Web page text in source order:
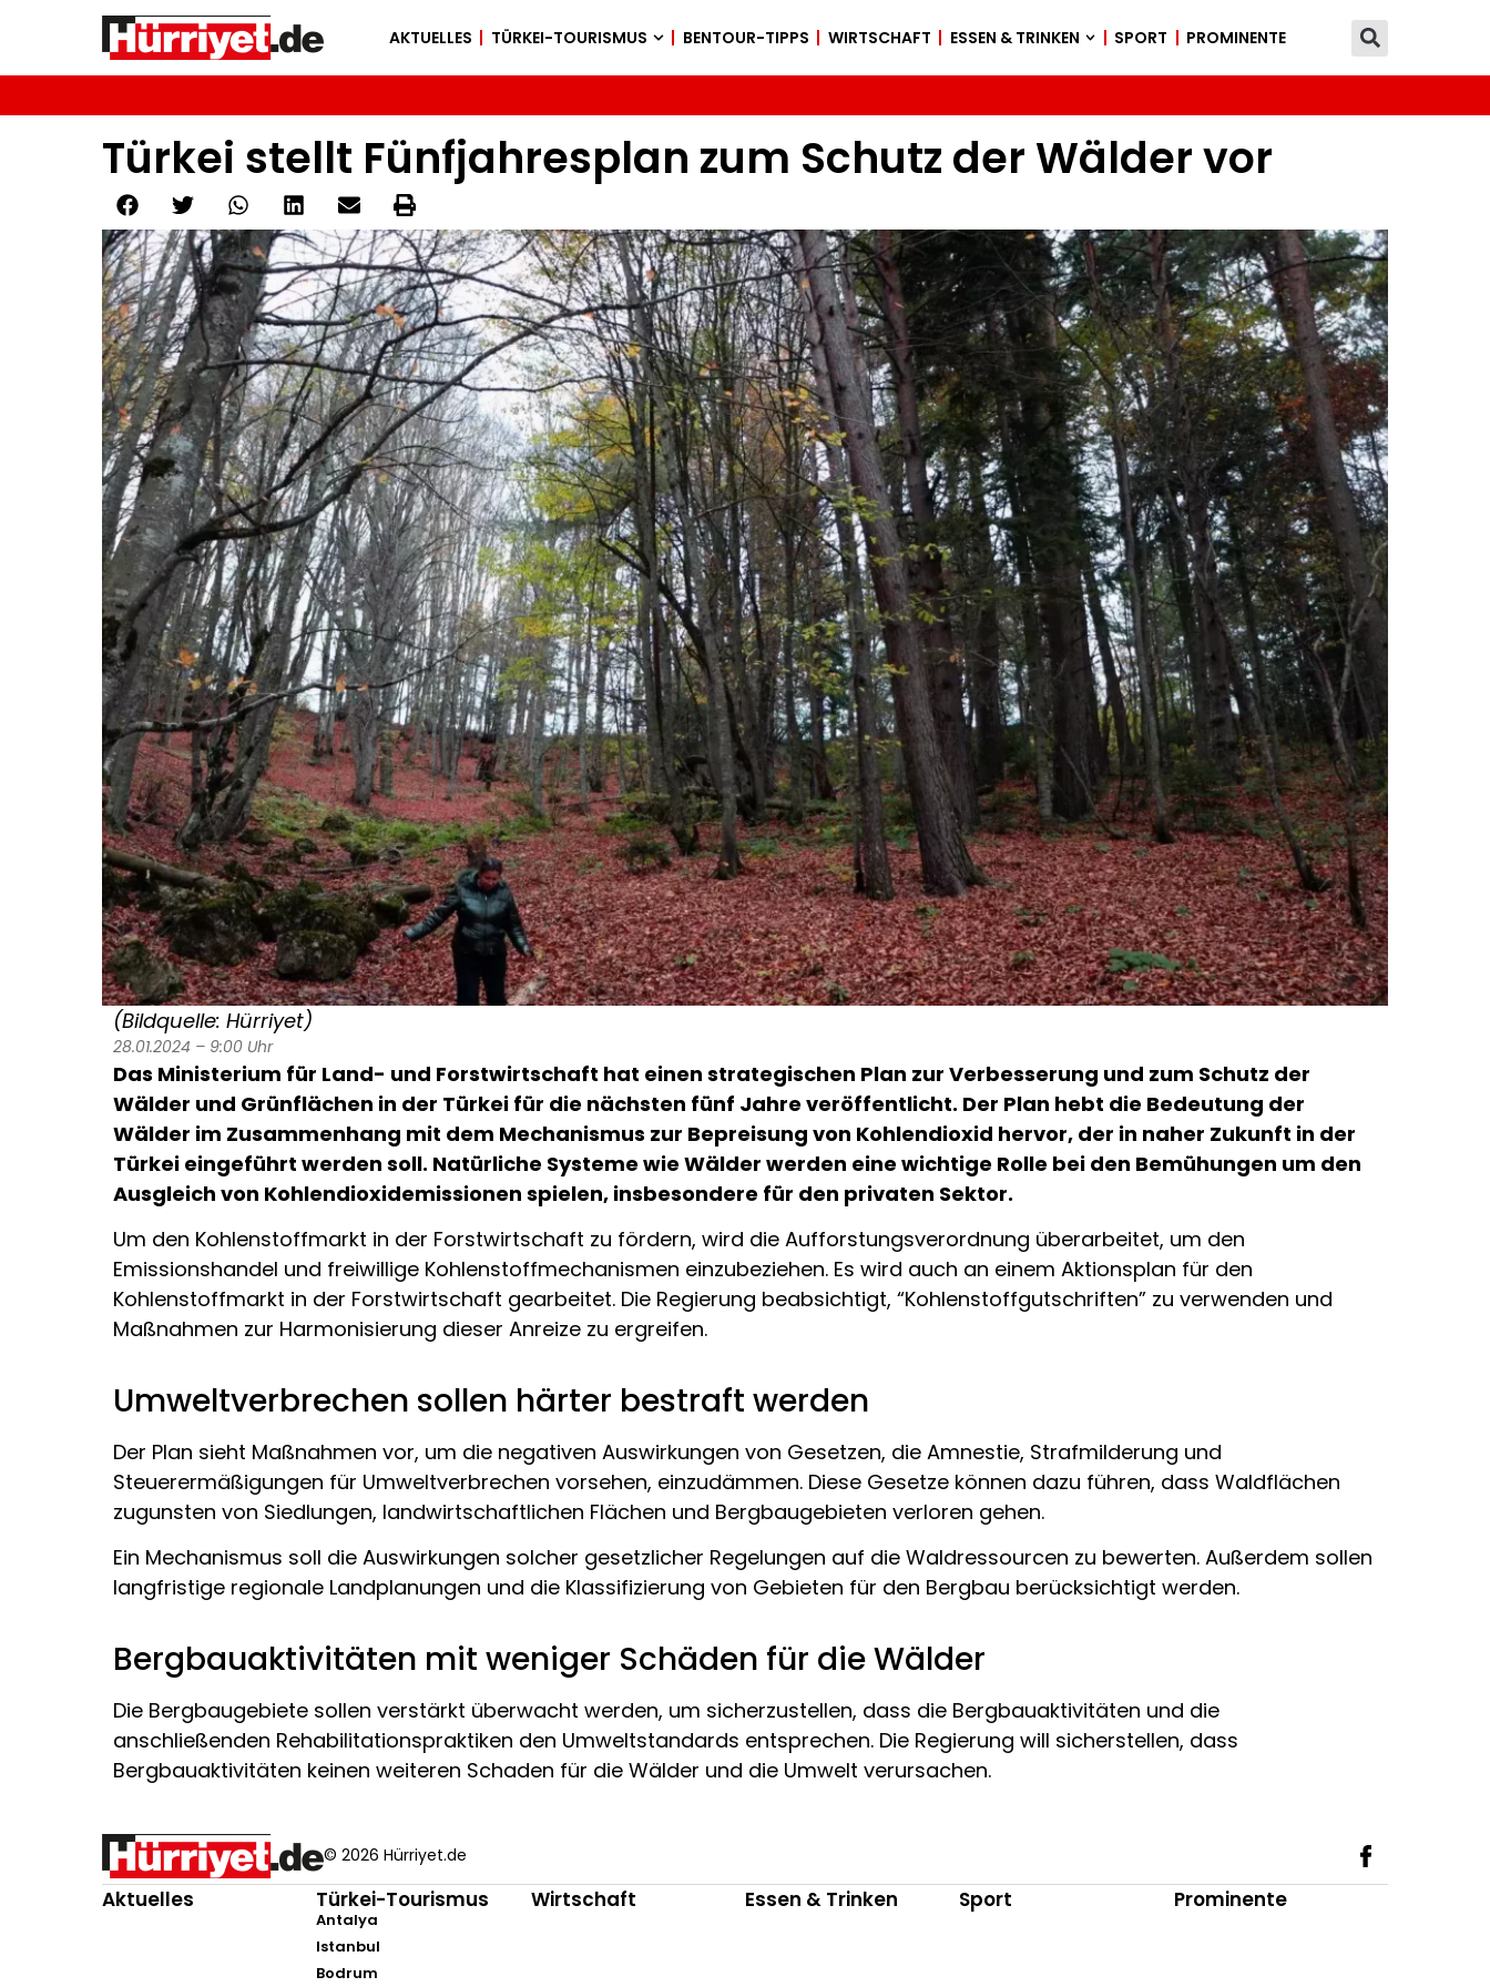
AKTUELLES TÜRKEI-TOURISMUS BENTOUR-TIPPS WIRTSCHAFT ESSEN & TRINKEN SPORT PROMINENTE
Türkei stellt Fünfjahresplan zum Schutz der Wälder vor
(Bildquelle: Hürriyet)
28.01.2024 – 9:00 Uhr
Das Ministerium für Land- und Forstwirtschaft hat einen strategischen Plan zur Verbesserung und zum Schutz der
Wälder und Grünflächen in der Türkei für die nächsten fünf Jahre veröffentlicht. Der Plan hebt die Bedeutung der
Wälder im Zusammenhang mit dem Mechanismus zur Bepreisung von Kohlendioxid hervor, der in naher Zukunft in der
Türkei eingeführt werden soll. Natürliche Systeme wie Wälder werden eine wichtige Rolle bei den Bemühungen um den
Ausgleich von Kohlendioxidemissionen spielen, insbesondere für den privaten Sektor.
Um den Kohlenstoffmarkt in der Forstwirtschaft zu fördern, wird die Aufforstungsverordnung überarbeitet, um den
Emissionshandel und freiwillige Kohlenstoffmechanismen einzubeziehen. Es wird auch an einem Aktionsplan für den
Kohlenstoffmarkt in der Forstwirtschaft gearbeitet. Die Regierung beabsichtigt, “Kohlenstoffgutschriften” zu verwenden und
Maßnahmen zur Harmonisierung dieser Anreize zu ergreifen.
Umweltverbrechen sollen härter bestraft werden
Der Plan sieht Maßnahmen vor, um die negativen Auswirkungen von Gesetzen, die Amnestie, Strafmilderung und
Steuerermäßigungen für Umweltverbrechen vorsehen, einzudämmen. Diese Gesetze können dazu führen, dass Waldflächen
zugunsten von Siedlungen, landwirtschaftlichen Flächen und Bergbaugebieten verloren gehen.
Ein Mechanismus soll die Auswirkungen solcher gesetzlicher Regelungen auf die Waldressourcen zu bewerten. Außerdem sollen
langfristige regionale Landplanungen und die Klassifizierung von Gebieten für den Bergbau berücksichtigt werden.
Bergbauaktivitäten mit weniger Schäden für die Wälder
Die Bergbaugebiete sollen verstärkt überwacht werden, um sicherzustellen, dass die Bergbauaktivitäten und die
anschließenden Rehabilitationspraktiken den Umweltstandards entsprechen. Die Regierung will sicherstellen, dass
Bergbauaktivitäten keinen weiteren Schaden für die Wälder und die Umwelt verursachen.
© 2026 Hürriyet.de
Aktuelles Türkei-Tourismus
Antalya
Istanbul
Bodrum
Wirtschaft Essen & Trinken Sport Prominente